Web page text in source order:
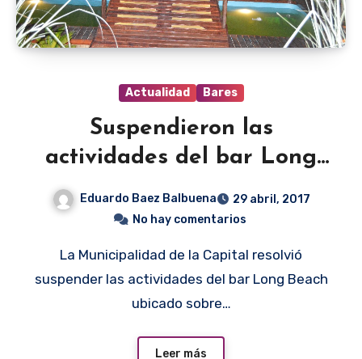
Actualidad Bares
Suspendieron las
actividades del bar Long
Eduardo Baez Balbuena
29 abril, 2017
No hay comentarios
La Municipalidad de la Capital resolvió
suspender las actividades del bar Long Beach
ubicado sobre…
Leer más